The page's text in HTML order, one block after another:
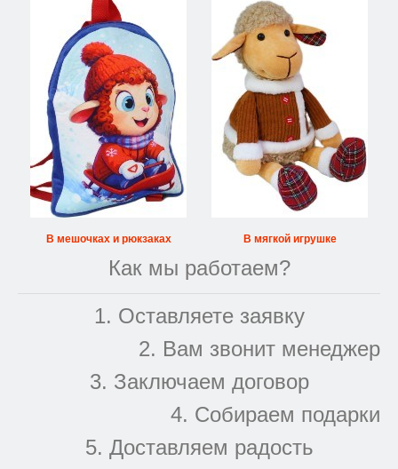
В мешочках и рюкзаках В мягкой игрушке
Как мы работаем?
1. Оставляете заявку
2. Вам звонит менеджер
3. Заключаем договор
4. Собираем подарки
5. Доставляем радость